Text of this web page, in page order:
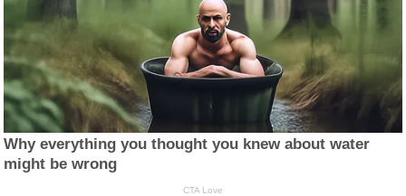
Why everything you thought you knew about water
might be wrong
CTA Love